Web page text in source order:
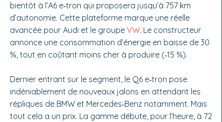
bientôt à l’A6 e‑tron qui proposera jusqu’à 757 km
d’autonomie. Cette plate­forme marque une réelle
avancée pour Audi et le groupe VW. Le constructeur
annonce une consommation d’énergie en baisse de 30
%, tout en coûtant moins cher à produire (‑15 %).
Dernier entrant sur le segment, le Q6 e‑tron pose
indénia­blement de nouveaux jalons en attendant les
répliques de BMW et Mercedes‑Benz notamment. Mais
tout cela a un prix. La gamme débute, pour l’heure, à 72